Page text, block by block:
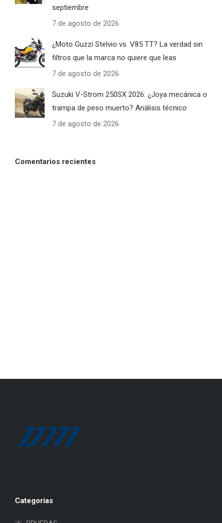
septiembre
7 de agosto de 2026
¿Moto Guzzi Stelvio vs. V85 TT? La verdad sin
filtros que la marca no quiere que leas
7 de agosto de 2026
Suzuki V-Strom 250SX 2026: ¿Joya mecánica o
trampa de peso muerto? Análisis técnico
7 de agosto de 2026
Comentarios recientes
Categorias